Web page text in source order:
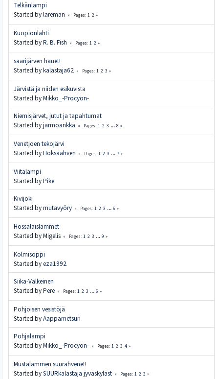
Telkänlampi
Started bylareman Pages 1 2
Kuopionlahti
Started byR. B. Fish Pages 1 2
saarijärven hauet!
Started bykalastaja62 Pages 1 2 3
Järvistä ja niiden esikuvista
Started byMikko_-Procyon-
Niemisjärvet, jutut ja tapahtumat
Started byjarmoankka Pages 1 2 3 ... 8
Venetjoen tekojärvi
Started byHoksaahven Pages 1 2 3 ... 7
Viitalampi
Started byPike
Kivijoki
Started bymutavyöry Pages 1 2 3 ... 6
Hossalaislammet
Started by Migelis
Pages 1 2 3 ... 9
Kolmisoppi
Started byeza1992
Siika-Valkeinen
Started byPere Pages 1 2 3 ... 6
Pohjoisen vesistöjä
Started byAappametsuri
Pohjalampi
Started byMikko_-Procyon- Pages 1 2 3 4
Mustalammen suurahvenet!
Started bySUURkalastaja jyväskyläst Pages 1 2 3